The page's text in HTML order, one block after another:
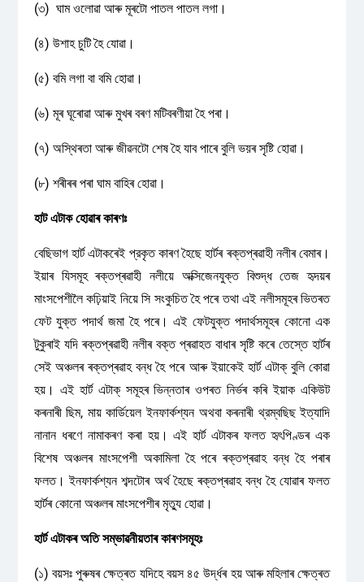
(৩) ঘাম ওলোৱা আৰু মূৰটো পাতল পাতল লগা।
(৪) উশাহ চুটি হৈ যোৱা।
(৫) বমি লগা বা বমি হোৱা।
(৬) মূৰ ঘূৰোৱা আৰু মুখৰ বৰণ মটিবৰণীয়া হৈ পৰা।
(৭) অস্থিৰতা আৰু জীৱনটো শেষ হৈ যাব পাৰে বুলি ভয়ৰ সৃষ্টি হোৱা।
(৮) শৰীৰৰ পৰা ঘাম বাহিৰ হোৱা।
হাট এটাক হোৱাৰ কাৰণঃ
বেছিভাগ হার্ট এটাকৰেই প্রকৃত কাৰণ হৈছে হাৰ্টৰ ৰক্তপ্ৰৱাহী নলীৰ বেমাৰ।
ইয়াৰ যিসমূহ ৰক্তপ্ৰৱাহী নলীয়ে অক্সিজেনযুক্ত বিশুদ্ধ তেজ হৃদয়ৰ
মাংসপেশীলৈ কঢ়িয়াই নিয়ে সি সংকুচিত হৈ পৰে তথা এই নলীসমূহৰ ভিতৰত
ফেট যুক্ত পদার্থ জমা হৈ পৰে। এই ফেটযুক্ত পদার্থসমূহৰ কোনো এক
টুকুৰাই যদি ৰক্তপ্ৰৱাহী নলীৰ বক্ত প্ৰৱাহত বাধাৰ সৃষ্টি কৰে তেস্তে হাৰ্টৰ
সেই অঞ্চলৰ ৰক্তপ্ৰৱাহ বন্ধ হৈ পৰে আৰু ইয়াকেই হার্ট এটাক্ বুলি কোৱা
হয়। এই হার্ট এটাক্ সমূহৰ ভিন্নতাৰ ওপৰত নিৰ্ভৰ কৰি ইয়াক একিউট
কৰনাৰী ছিম, মায় কার্ডিয়েল ইনফার্কশ্যন অথবা কৰনাৰী থ্রম্বছিছ ইত্যাদি
নানান ধৰণে নামাকৰণ কৰা হয়। এই হার্ট এটাকৰ ফলত হৃৎপিণ্ডৰ এক
বিশেষ অঞ্চলৰ মাংসপেশী অকামিলা হৈ পৰে ৰক্তপ্ৰৱাহ বন্ধ হৈ পৰাৰ
ফলত। ইনফার্কশ্যন শব্দটোৰ অৰ্থ হৈছে ৰক্তপ্ৰৱাহ বন্ধ হৈ যোৱাৰ ফলত
হাৰ্টৰ কোনো অঞ্চলৰ মাংসপেশীৰ মৃত্যু হোৱা।
হার্ট এটাকৰ অতি সম্ভাৱনীয়তাৰ কাৰণসমূহঃ
(১) বয়সঃ পুৰুষৰ ক্ষেত্ৰত যদিহে বয়স ৪৫ উৰ্দ্ধৰ হয় আৰু মহিলাৰ ক্ষেত্ৰত